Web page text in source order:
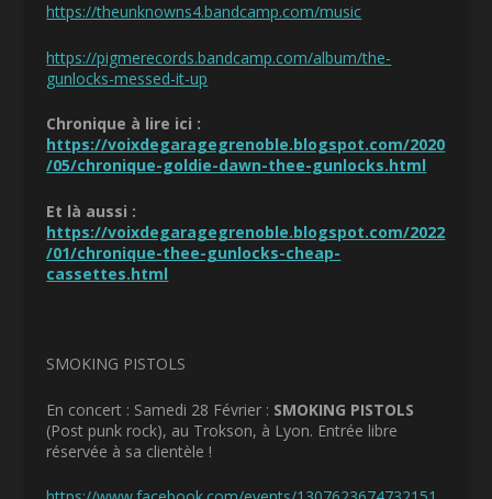
https://theunknowns4.bandcamp.com/music
https://pigmerecords.bandcamp.com/album/the-
gunlocks-messed-it-up
Chronique à lire ici :
https://voixdegaragegrenoble.blogspot.com/2020
/05/chronique-goldie-dawn-thee-gunlocks.html
Et là aussi :
https://voixdegaragegrenoble.blogspot.com/2022
/01/chronique-thee-gunlocks-cheap-
cassettes.html
SMOKING PISTOLS
En concert : Samedi 28 Février : SMOKING PISTOLS
(Post punk rock), au Trokson, à Lyon. Entrée libre
réservée à sa clientèle !